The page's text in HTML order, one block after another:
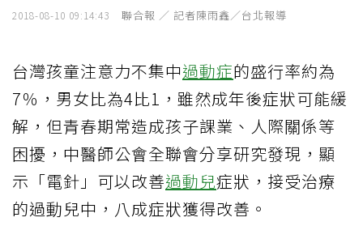
2018-08-10 09:14:43 聯合報 ／ 記者陳雨鑫／台北報導
台灣孩童注意力不集中過動症的盛行率約為
7％，男女比為4比1，雖然成年後症狀可能緩
解，但青春期常造成孩子課業、人際關係等
困擾，中醫師公會全聯會分享研究發現，顯
示「電針」可以改善過動兒症狀，接受治療
的過動兒中，八成症狀獲得改善。